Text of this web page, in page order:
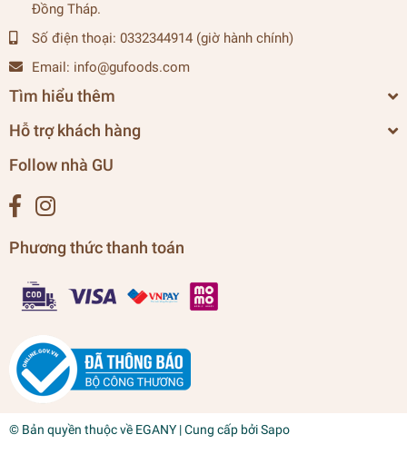
Đồng Tháp.
Số điện thoại: 0332344914 (giờ hành chính)
Email: info@gufoods.com
Tìm hiểu thêm
Hỗ trợ khách hàng
Follow nhà GU
Phương thức thanh toán
© Bản quyền thuộc về EGANY | Cung cấp bởiSapo